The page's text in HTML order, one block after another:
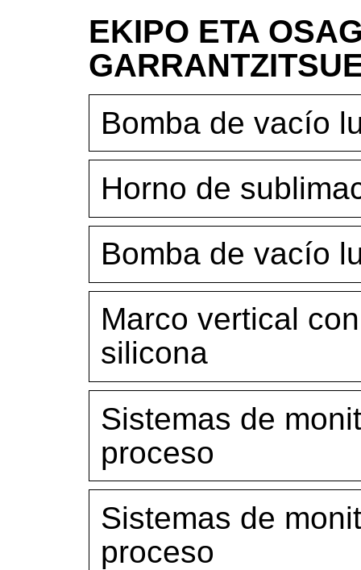
EKIPO ETA
Bomba de vacío
Horno de
Bomba de vacío
Marco vertical
silicona
Sistemas de
proceso
Sistemas de
proceso